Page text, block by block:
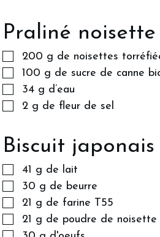
Praliné noisette
200 g de noisettes
100 g de sucre de canne
34 g d’eau
2 g de fleur de sel
Biscuit
41 g de lait
30 g de beurre
21 g de farine T55
21 g de poudre de noisette